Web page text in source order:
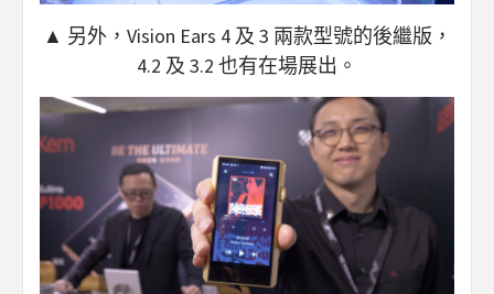
▲ 另外，Vision Ears 4 及 3 兩款型號的後繼版，
4.2 及 3.2 也有在場展出。